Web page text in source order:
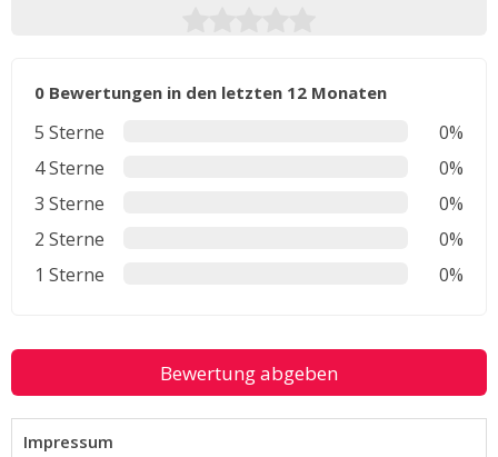
0 Bewertungen in den letzten 12 Monaten
5 Sterne
0%
4 Sterne
0%
3 Sterne
0%
2 Sterne
0%
1 Sterne
0%
Bewertung abgeben
Impressum